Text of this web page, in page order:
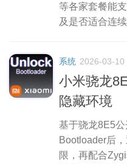
等各家套餐能
及是否适合连续
系统 2026-03-10
小米骁龙
隐藏环境
基于骁龙8E5
Bootloader后
限，再配合